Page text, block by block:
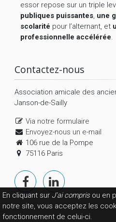
En cliquant sur J'ai comprisou en
notre site, vous acceptez les
fonctionnement de celui-ci.
essor repose sur un triple
publiques puissantes, une
scolarité pour l’alternant, et
professionnelle accélérée.
Contactez-nous
Association amicale des
Janson-de-Sailly
Via notre formulaire
Envoyez-nous un e-mail
106 rue de la Pompe
75116 Paris